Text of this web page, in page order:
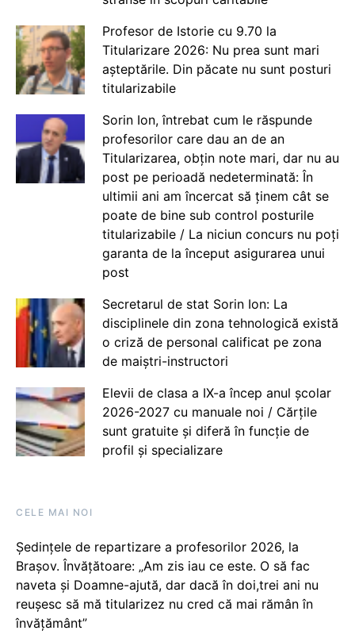
Profesor de Istorie cu 9.70 la
Titularizare 2026: Nu prea sunt mari
așteptările. Din păcate nu sunt posturi
titularizabile
Sorin Ion, întrebat cum le răspunde
profesorilor care dau an de an
Titularizarea, obțin note mari, dar nu au
post pe perioadă nedeterminată: În
ultimii ani am încercat să ținem cât se
poate de bine sub control posturile
titularizabile / La niciun concurs nu poți
garanta de la început asigurarea unui
post
Secretarul de stat Sorin Ion: La
disciplinele din zona tehnologică există
o criză de personal calificat pe zona
de maiștri-instructori
Elevii de clasa a IX-a încep anul școlar
2026-2027 cu manuale noi / Cărțile
sunt gratuite și diferă în funcție de
profil și specializare
CELE MAI NOI
Ședințele de repartizare a profesorilor 2026, la
Brașov. Învățătoare: „Am zis iau ce este. O să fac
naveta și Doamne-ajută, dar dacă în doi,trei ani nu
reușesc să mă titularizez nu cred că mai rămân în
învățământ”